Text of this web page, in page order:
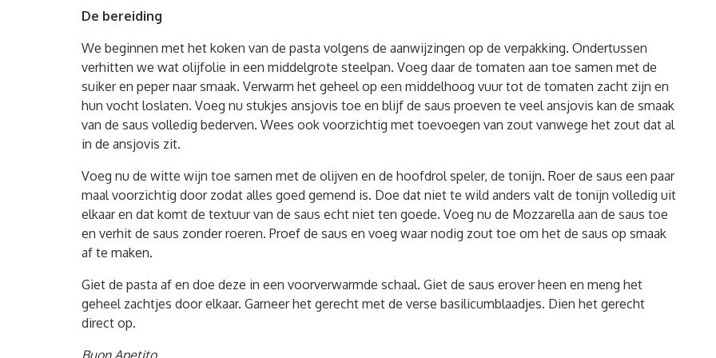
De bereiding
We beginnen met het koken van de pasta volgens de aanwijzingen op de verpakking. Ondertussen
verhitten we wat olijfolie in een middelgrote steelpan. Voeg daar de tomaten aan toe samen met de
suiker en peper naar smaak. Verwarm het geheel op een middelhoog vuur tot de tomaten zacht zijn en
hun vocht loslaten. Voeg nu stukjes ansjovis toe en blijf de saus proeven te veel ansjovis kan de smaak
van de saus volledig bederven. Wees ook voorzichtig met toevoegen van zout vanwege het zout dat al
in de ansjovis zit.
Voeg nu de witte wijn toe samen met de olijven en de hoofdrol speler, de tonijn. Roer de saus een paar
maal voorzichtig door zodat alles goed gemend is. Doe dat niet te wild anders valt de tonijn volledig uit
elkaar en dat komt de textuur van de saus echt niet ten goede. Voeg nu de Mozzarella aan de saus toe
en verhit de saus zonder roeren. Proef de saus en voeg waar nodig zout toe om het de saus op smaak
af te maken.
Giet de pasta af en doe deze in een voorverwarmde schaal. Giet de saus erover heen en meng het
geheel zachtjes door elkaar. Garneer het gerecht met de verse basilicumblaadjes. Dien het gerecht
direct op.